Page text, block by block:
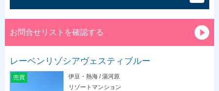
お問合せリストを確認する
レーベンリゾシアヴェスティブルー
売買
伊豆・熱海 / 湯河原
リゾートマンション